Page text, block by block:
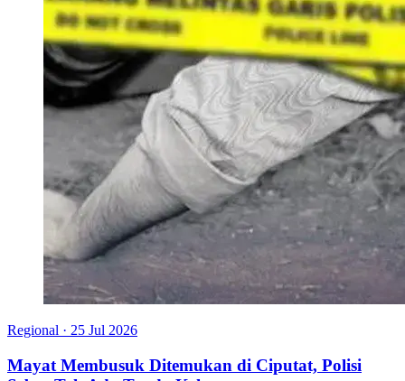
Regional · 25 Jul 2026
Mayat Membusuk Ditemukan di Ciputat, Polisi